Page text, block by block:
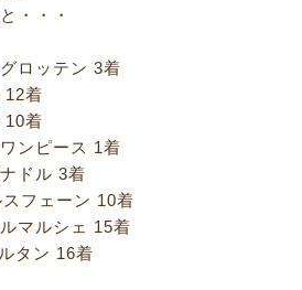
・・・
ロッテン 3着
12着
10着
ンピース 1着
ドル 3着
ェーン 10着
マルシェ 15着
ン 16着